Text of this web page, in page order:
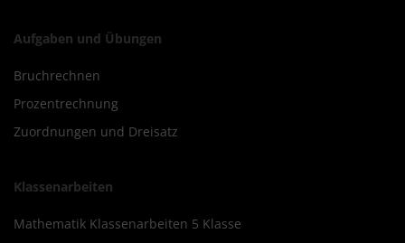
Aufgaben und Übungen
Bruchrechnen
Prozentrechnung
Zuordnungen und Dreisatz
Klassenarbeiten
Mathematik Klassenarbeiten 5 Klasse